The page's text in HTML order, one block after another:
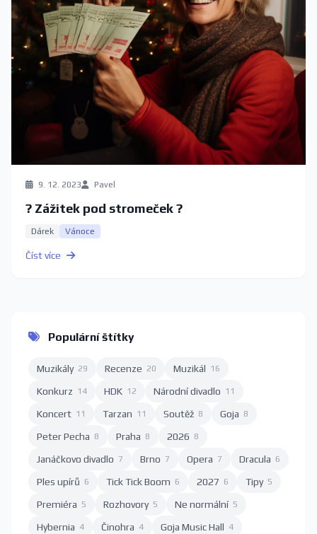
9. 12. 2023 Pavel
? Zážitek pod stromeček ?
Dárek Vánoce
Číst více
Populární štítky
Muzikály 29 Recenze 20 Muzikál 16
Konkurz 14 HDK 12 Národní divadlo 11
Koncert 11 Tarzan 11 Soutěž 8 Goja 8
Peter Pecha 8 Praha 8 2026 8
Janáčkovo divadlo 7 Brno 7 Opera 7 Dracula 6
Ples upírů 6 Tick Tick Boom 6 2027 6 Tipy 5
Premiéra 5 Rozhovory 5 Ne normální 5
Hybernia 4 Činohra 4 Goja Music Hall 4